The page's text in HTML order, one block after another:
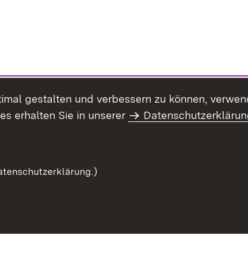
gestalten und verbessern zu können,
erhalten Sie in unserer